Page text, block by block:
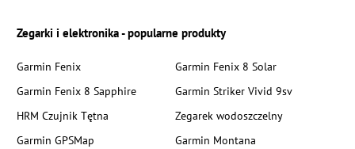
Zegarki i elektronika - popularne produkty
Garmin Fenix
Garmin Fenix 8 Solar
Garmin Fenix 8 Sapphire
Garmin Striker Vivid 9sv
HRM Czujnik Tętna
Zegarek wodoszczelny
Garmin GPSMap
Garmin Montana